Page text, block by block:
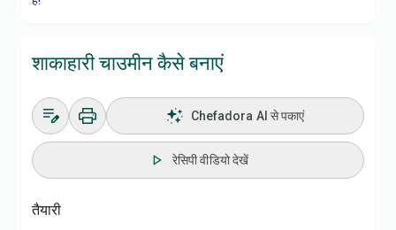
शाकाहारी चाउमीन कैसे बनाएं
Chefadora AI से पकाएं
रेसिपी वीडियो देखें
तैयारी